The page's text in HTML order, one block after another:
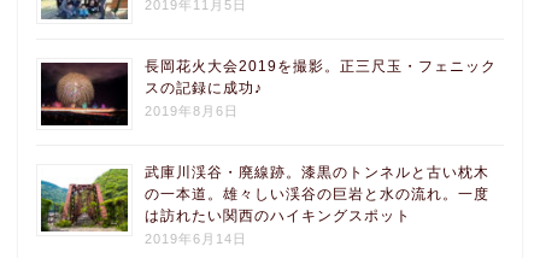
2019年11月5日
長岡花火大会2019を撮影。正三尺玉・フェニック
スの記録に成功♪
2019年8月6日
武庫川渓谷・廃線跡。漆黒のトンネルと古い枕木
の一本道。雄々しい渓谷の巨岩と水の流れ。一度
は訪れたい関西のハイキングスポット
2019年6月14日